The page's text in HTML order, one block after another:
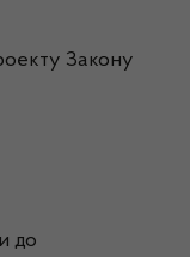
Закону
до